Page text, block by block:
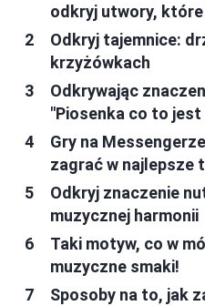
odkryj utwory,
Odkryj tajemnice:
krzyżówkach
Odkrywając
"Piosenka co to
Gry na
zagrać w najlepsze
Odkryj znaczenie
muzycznej harmonii
Taki motyw, co w
muzyczne smaki!
Sposoby na to, jak